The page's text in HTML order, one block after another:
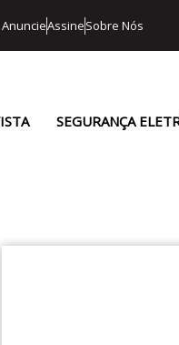
AnuncieAssineSobre Nós
SEGURANÇA